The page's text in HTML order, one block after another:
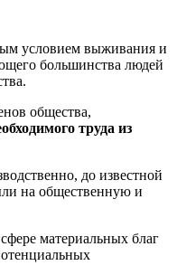
условием выживания и
большинства людей
общества,
труда из
до известной
на общественную и
материальных благ